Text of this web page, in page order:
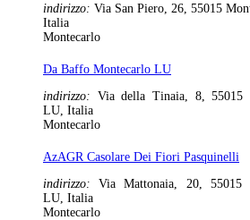
indirizzo: Via San Piero, 26, 55015
Italia
Montecarlo
Da Baffo Montecarlo LU
indirizzo: Via della Tinaia, 8, 55015
LU, Italia
Montecarlo
AzAGR Casolare Dei Fiori Pasquinelli
indirizzo:Via Mattonaia, 20, 55015
LU, Italia
Montecarlo